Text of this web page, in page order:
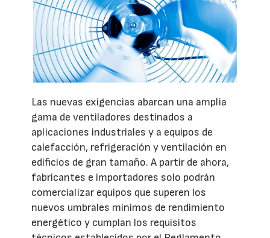
Las nuevas exigencias abarcan una amplia
gama de ventiladores destinados a
aplicaciones industriales y a equipos de
calefacción, refrigeración y ventilación en
edificios de gran tamaño. A partir de ahora,
fabricantes e importadores solo podrán
comercializar equipos que superen los
nuevos umbrales mínimos de rendimiento
energético y cumplan los requisitos